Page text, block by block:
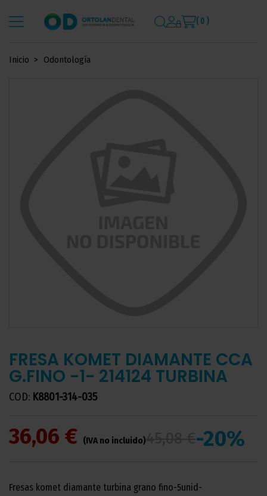
( 0 )
Inicio Odontología
FRESA KOMET DIAMANTE CCA
G.FINO -1- 214124 TURBINA
COD: K8801-314-035
36,06 € (IVA no incluido) -20%
Fresas komet diamante turbina grano fino-5unid-